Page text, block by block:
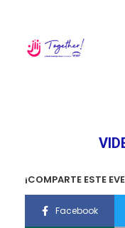
¡COMPARTE ESTE
Facebook